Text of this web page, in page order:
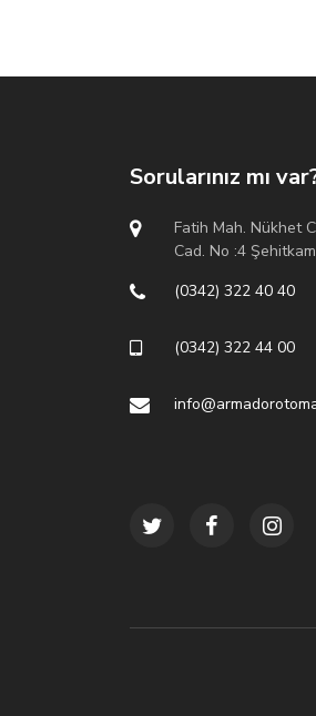
Sorularınız mı
Fatih Mah. Nükhet
Cad. No :4
(0342) 322 40 40
(0342) 322 44 00